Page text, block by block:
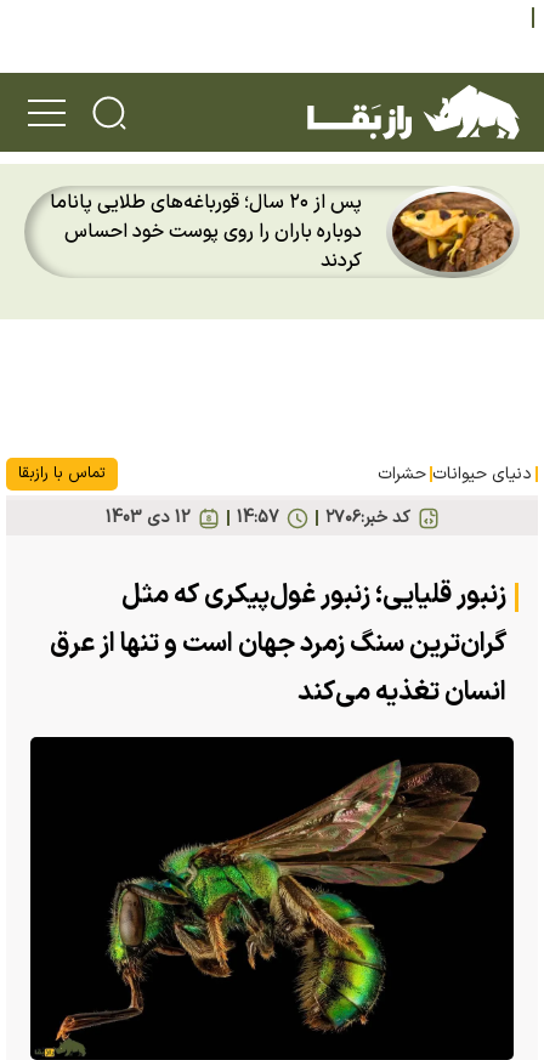
پس از ۲۰ سال؛ قورباغه‌های طلایی پاناما
دوباره باران را روی پوست خود احساس
کردند
دنیای حیوانات حشرات تماس با رازبقا
کد خبر:۲۷۰۶ 12 دی 1403 14:57
زنبور قلیایی؛ زنبور غول‌پیکری که مثل
گران‌ترین سنگ زمرد جهان است و تنها از عرق
انسان تغذیه می‌کند